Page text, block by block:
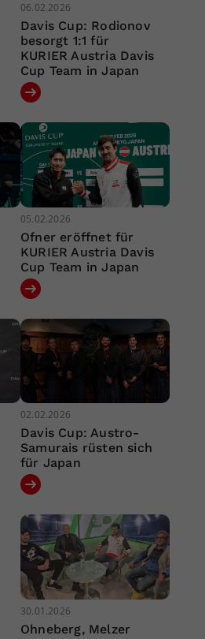
06.02.2026
Davis Cup: Rodionov
besorgt 1:1 für
KURIER Austria Davis
Cup Team in Japan
05.02.2026
Ofner eröffnet für
KURIER Austria Davis
Cup Team in Japan
02.02.2026
Davis Cup: Austro-
Samurais rüsten sich
für Japan
30.01.2026
Ohneberg, Melzer